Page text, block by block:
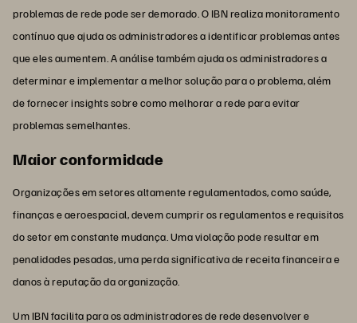
problemas de rede pode ser demorado. O IBN realiza monitoramento
contínuo que ajuda os administradores a identificar problemas antes
que eles aumentem. A análise também ajuda os administradores a
determinar e implementar a melhor solução para o problema, além
de fornecer insights sobre como melhorar a rede para evitar
problemas semelhantes.
Maior conformidade
Organizações em setores altamente regulamentados, como saúde,
finanças e aeroespacial, devem cumprir os regulamentos e requisitos
do setor em constante mudança. Uma violação pode resultar em
penalidades pesadas, uma perda significativa de receita financeira e
danos à reputação da organização.
Um IBN facilita para os administradores de rede desenvolver e